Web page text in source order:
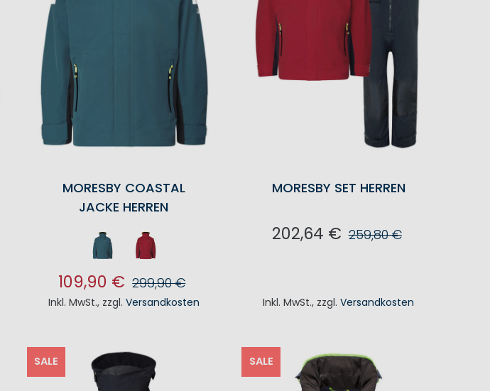
MORESBY COASTAL
JACKE HERREN
109,90 € 299,90 €
Inkl. MwSt., zzgl. Versandkosten
MORESBY SET HERREN
202,64 € 259,80 €
Inkl. MwSt., zzgl.Versandkosten
SALE SALE